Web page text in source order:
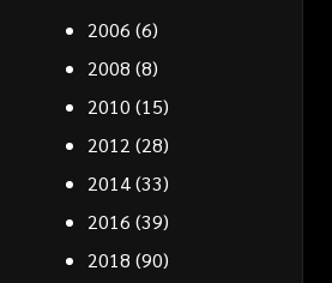
2006 (6)
2008 (8)
2010 (15)
2012 (28)
2014(33)
2016 (39)
2018 (90)